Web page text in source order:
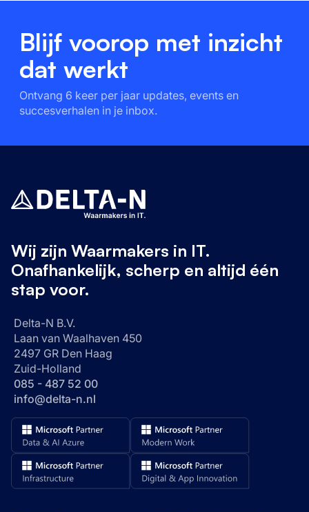
Blijf voorop met inzicht
dat werkt
Ontvang 6 keer per jaar updates, events en
succesverhalen in je inbox.
Wij zijn Waarmakers in IT.
Onafhankelijk, scherp en altijd één
stap voor.
Delta-N B.V.
Laan van Waalhaven 450
2497 GR Den Haag
Zuid-Holland
085 - 487 52 00
info@delta-n.nl